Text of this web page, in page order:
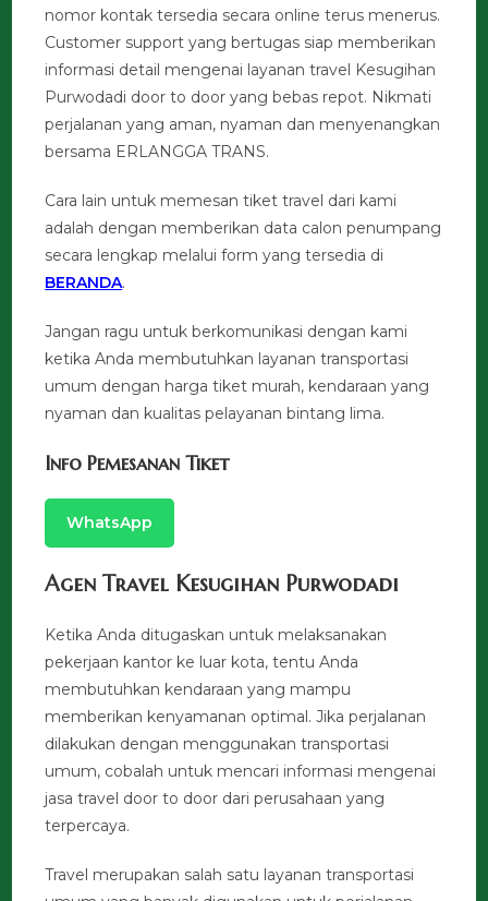
nomor kontak tersedia secara online terus menerus.
Customer support yang bertugas siap memberikan
informasi detail mengenai layanan travel Kesugihan
Purwodadi door to door yang bebas repot. Nikmati
perjalanan yang aman, nyaman dan menyenangkan
bersama ERLANGGA TRANS.
Cara lain untuk memesan tiket travel dari kami
adalah dengan memberikan data calon penumpang
secara lengkap melalui form yang tersedia di
BERANDA.
Jangan ragu untuk berkomunikasi dengan kami
ketika Anda membutuhkan layanan transportasi
umum dengan harga tiket murah, kendaraan yang
nyaman dan kualitas pelayanan bintang lima.
Info Pemesanan Tiket
WhatsApp
Agen Travel Kesugihan Purwodadi
Ketika Anda ditugaskan untuk melaksanakan
pekerjaan kantor ke luar kota, tentu Anda
membutuhkan kendaraan yang mampu
memberikan kenyamanan optimal. Jika perjalanan
dilakukan dengan menggunakan transportasi
umum, cobalah untuk mencari informasi mengenai
jasa travel door to door dari perusahaan yang
terpercaya.
Travel merupakan salah satu layanan transportasi